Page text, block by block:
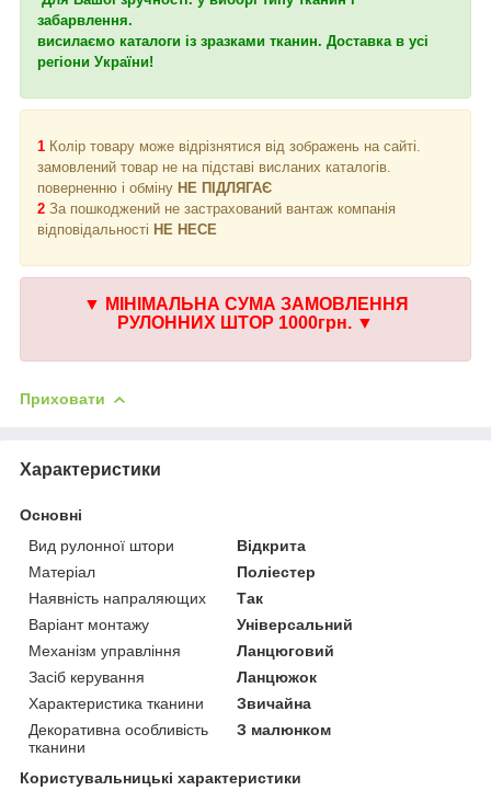
забарвлення.
висилаємо каталоги із зразками тканин. Доставка в усі
регіони України!
1 Колір товару може відрізнятися від зображень на сайті.
замовлений товар не на підставі висланих каталогів.
поверненню і обміну НЕ ПІДЛЯГАЄ
2 За пошкоджений не застрахований вантаж компанія
відповідальності НЕ НЕСЕ
▼ МІНІМАЛЬНА СУМА ЗАМОВЛЕННЯ
РУЛОННИХ ШТОР 1000грн. ▼
Приховати
Характеристики
Основні
Вид рулонної штори
Відкрита
Матеріал
Поліестер
Наявність напраляющих
Так
Варіант монтажу
Універсальний
Механізм управління
Ланцюговий
Засіб керування
Ланцюжок
Характеристика тканини
Звичайна
Декоративна особливість
тканини
З малюнком
Користувальницькі характеристики